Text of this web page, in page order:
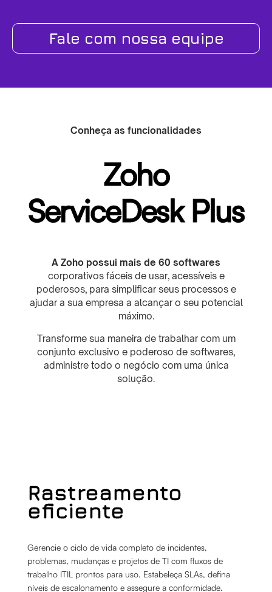
Fale com nossa equipe
Conheça as funcionalidades
Zoho
ServiceDesk Plus
A Zoho possui mais de 60 softwares
corporativos fáceis de usar, acessíveis e
poderosos, para simplificar seus processos e
ajudar a sua empresa a alcançar o seu potencial
máximo.
Transforme sua maneira de trabalhar com um
conjunto exclusivo e poderoso de softwares,
administre todo o negócio com uma única
solução.
Rastreamento
eficiente
Gerencie o ciclo de vida completo de incidentes,
problemas, mudanças e projetos de TI com fluxos de
trabalho ITIL prontos para uso. Estabeleça SLAs, defina
níveis de escalonamento e assegure a conformidade.